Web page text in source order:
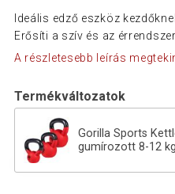
Ideális edző eszköz
Erősíti a szív és az
A részletesebb leírás
Termékváltozatok
Gorilla Sports
gumírozott 8-12 kg